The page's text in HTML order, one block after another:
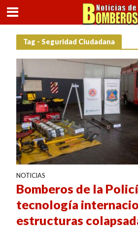
Tag - Seguridad Ciudadana
NOTICIAS
Bomberos de la
tecnología
estructuras